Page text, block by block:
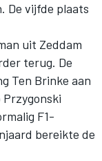
De vijfde plaats
uit Zeddam
terug. De
Ten Brinke aan
F1-
bereikte de